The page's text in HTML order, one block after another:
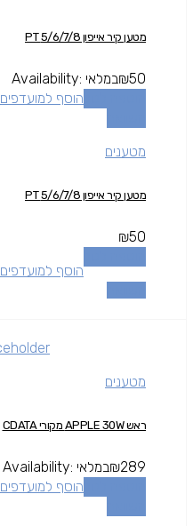
מטען קיר אייפון 5/6/7/8 PT
₪50
Availability: במלאי
הוסף למועדפים
מטענים
מטען קיר אייפון 5/6/7/8 PT
₪50
הוסף למועדפים
מטענים
ראש APPLE 30W מקורי CDATA
₪289
Availability: במלאי
הוסף למועדפים